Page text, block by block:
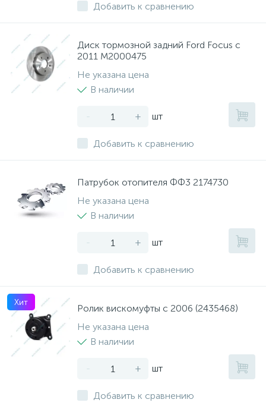
Добавить к сравнению
Диск тормозной задний Ford Focus с
2011 M2000475
Не указана цена
В наличии
- + шт
Добавить к сравнению
Патрубок отопителя ФФ3 2174730
Не указана цена
В наличии
- + шт
Добавить к сравнению
Хит
Ролик вискомуфты с 2006 (2435468)
Не указана цена
В наличии
- + шт
Добавить к сравнению